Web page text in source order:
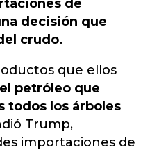
de
decisión que
crudo.
que ellos
petróleo que
todos los árboles
Trump,
importaciones de